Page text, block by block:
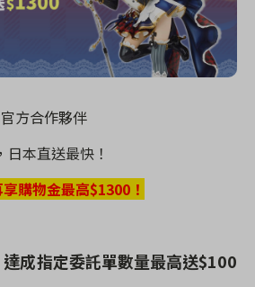
方合作夥伴
本直送最快！
購物金最高$1300！
成指定委託單數量最高送$100